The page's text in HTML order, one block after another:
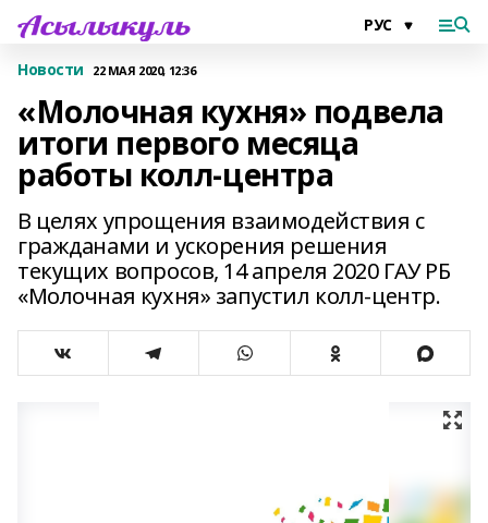
Новости 22 МАЯ 2020, 12:36
«Молочная кухня» подвела
итоги первого месяца
работы колл-центра
В целях упрощения взаимодействия с
гражданами и ускорения решения
текущих вопросов, 14 апреля 2020 ГАУ РБ
«Молочная кухня» запустил колл-центр.